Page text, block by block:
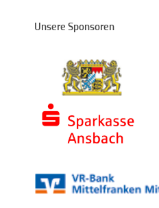
Unsere Sponsoren